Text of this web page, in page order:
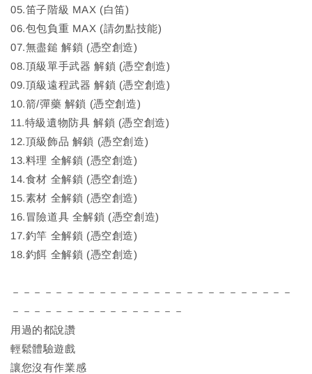
05.笛子階級 MAX (白笛)
06.包包負重 MAX (請勿點技能)
07.無盡鎚 解鎖 (憑空創造)
08.頂級單手武器 解鎖 (憑空創造)
09.頂級遠程武器 解鎖 (憑空創造)
10.箭/彈藥 解鎖 (憑空創造)
11.特級遺物防具 解鎖 (憑空創造)
12.頂級飾品 解鎖 (憑空創造)
13.料理 全解鎖 (憑空創造)
14.食材 全解鎖 (憑空創造)
15.素材 全解鎖 (憑空創造)
16.冒險道具 全解鎖 (憑空創造)
17.釣竿 全解鎖 (憑空創造)
18.釣餌 全解鎖 (憑空創造)
－－－－－－－－－－－－－－－－－－－－－－－－－－
－－－－－－－－－－－－－－－－
用過的都說讚
輕鬆體驗遊戲
讓您沒有作業感